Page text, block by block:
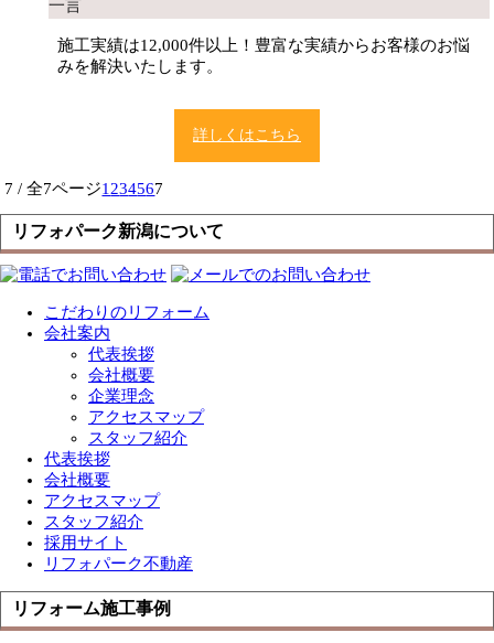
一言
施工実績は12,000件以上！豊富な実績からお客様のお悩
みを解決いたします。
詳しくはこちら
7 / 全7ページ1 234567
リフォパーク新潟について
こだわりのリフォーム
会社案内
代表挨拶
会社概要
企業理念
アクセスマップ
スタッフ紹介
代表挨拶
会社概要
アクセスマップ
スタッフ紹介
採用サイト
リフォパーク不動産
リフォーム施工事例